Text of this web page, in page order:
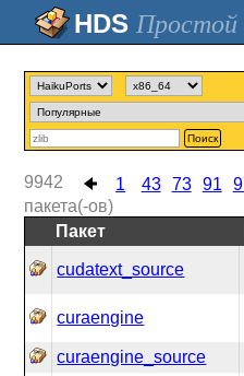
Простой
Поиск
1 43 73 91
9942
пакета(-ов)
Пакет
cudatext_source
curaengine
curaengine_source